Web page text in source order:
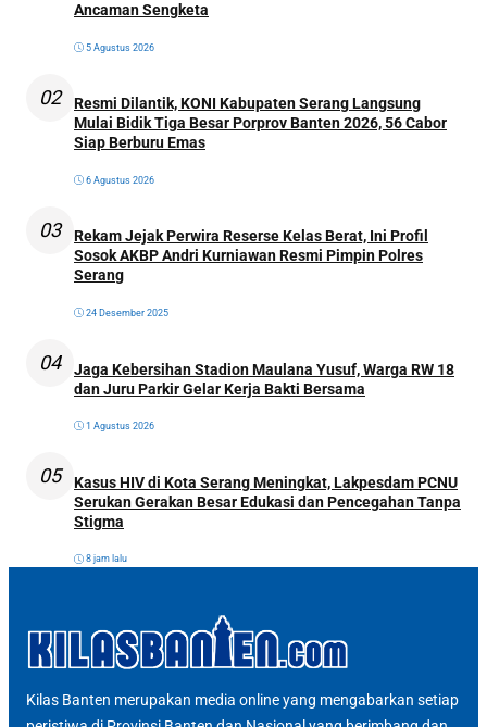
Ancaman Sengketa
5 Agustus 2026
02
Resmi Dilantik, KONI Kabupaten Serang Langsung
Mulai Bidik Tiga Besar Porprov Banten 2026, 56 Cabor
Siap Berburu Emas
6 Agustus 2026
03
Rekam Jejak Perwira Reserse Kelas Berat, Ini Profil
Sosok AKBP Andri Kurniawan Resmi Pimpin Polres
Serang
24 Desember 2025
04
Jaga Kebersihan Stadion Maulana Yusuf, Warga RW 18
dan Juru Parkir Gelar Kerja Bakti Bersama
1 Agustus 2026
05
Kasus HIV di Kota Serang Meningkat, Lakpesdam PCNU
Serukan Gerakan Besar Edukasi dan Pencegahan Tanpa
Stigma
8 jam lalu
Kilas Banten merupakan media online yang mengabarkan setiap